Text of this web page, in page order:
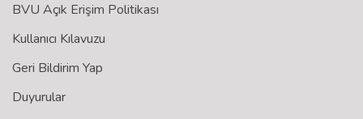
BVU Açık Erişim Politikası
Kullanıcı Kılavuzu
Geri Bildirim Yap
Duyurular